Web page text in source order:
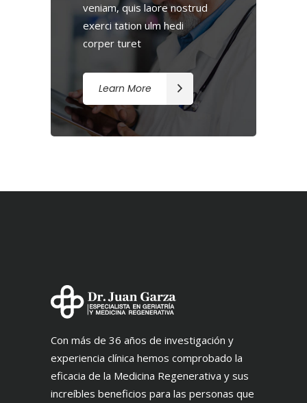
veniam, quis laore nostrud
exerci tation ulm hedi
corper turet
Learn More
Con más de 36 años de investigación y
experiencia clínica hemos comprobado la
eficacia de la Medicina Regenerativa y sus
increíbles beneficios para las personas que